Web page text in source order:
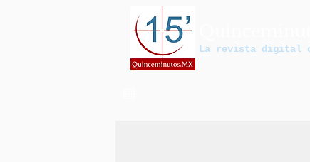
La revista digital